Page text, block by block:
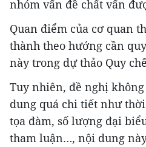
nhóm vấn đề chất vấn
Quan điểm của cơ quan
thành theo hướng cần
này trong dự thảo Quy
Tuy nhiên, đề nghị
dung quá chi tiết như
tọa đàm, số lượng đại
tham luận…, nội dung